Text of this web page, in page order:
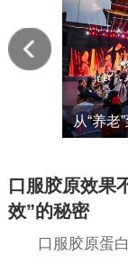
从“养老
口服胶原效果
效”的秘密
口服胶原蛋